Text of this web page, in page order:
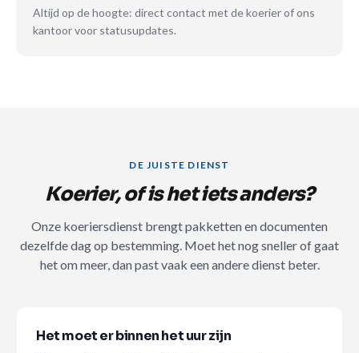
Altijd op de hoogte: direct contact met de koerier of ons
kantoor voor statusupdates.
DE JUISTE DIENST
Koerier, of is het iets anders?
Onze koeriersdienst brengt pakketten en documenten
dezelfde dag op bestemming. Moet het nog sneller of gaat
het om meer, dan past vaak een andere dienst beter.
Het moet er binnen het uur zijn